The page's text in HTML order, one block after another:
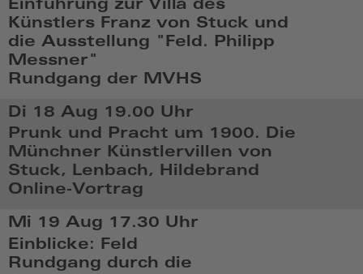
16
2026,
14:08
Einführung zur Villa des
Künstlers Franz von Stuck und
die Ausstellung "Feld. Philipp
Messner"
Rundgang der MVHS
Aug
16
2026,
15:08
Di 18 Aug 19.00 Uhr
Prunk und Pracht um 1900. Die
Münchner Künstlervillen von
Stuck, Lenbach, Hildebrand
Online-Vortrag
Aug
18
2026,
Mi 19 Aug 17.30 Uhr
Einblicke: Feld
Rundgang durch die